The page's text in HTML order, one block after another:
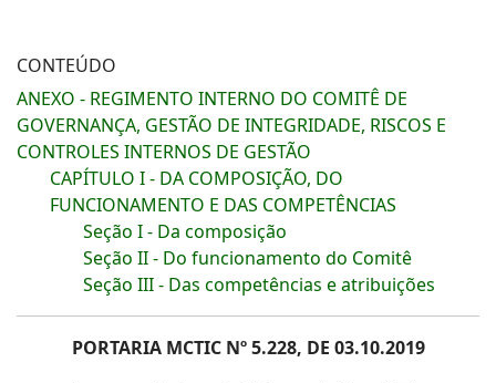
CONTEÚDO
ANEXO - REGIMENTO INTERNO DO COMITÊ DE
GOVERNANÇA, GESTÃO DE INTEGRIDADE, RISCOS E
CONTROLES INTERNOS DE GESTÃO
CAPÍTULO I - DA COMPOSIÇÃO, DO
FUNCIONAMENTO E DAS COMPETÊNCIAS
Seção I - Da composição
Seção II - Do funcionamento do Comitê
Seção III - Das competências e atribuições
PORTARIA MCTIC Nº 5.228, DE 03.10.2019